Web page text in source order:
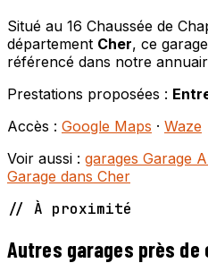
Situé au 16 Chaussée de
département Cher, ce
référencé dans notre
Prestations proposées :
Accès : Google Maps · Waze
Voir aussi : garages Garage
Garage dans Cher
// À proximité
Autres garages près de